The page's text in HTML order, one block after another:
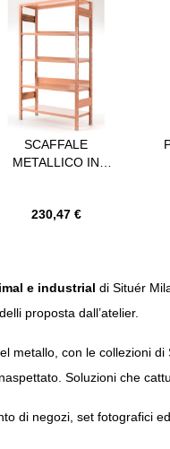
SCAFFALE
METALLICO IN
230,47 €
e industrial di Situér
proposta dall’atelier.
metallo, con le collezioni
Soluzioni che
di negozi, set fotografici